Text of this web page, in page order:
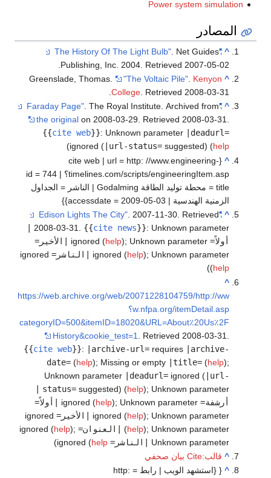
Power system simulation
المصادر
^
"The History Of The Light Bulb"
. Net Guides
Publishing, Inc. 2004 . Retrieved 2007-05-02
^
Greenslade, Thomas. "The Voltaic Pile" Kenyon
College . Retrieved 2008-03-31
.
^
"Faraday Page"
. The Royal Institute. Archived from
the original on 2008-03-29. Retrieved2008-03-31.
{{cite web}}: Unknown parameter
|deadurl=
ignored ( |url-status= suggested) (help
)
^
{cite web | url = http: //www.engineering-
timelines.com/scripts/engineeringItem.asp؟ id = 744 |
title = محطة توليد الطاقة Godalming | الناشر = الجداول
الزمنية الهندسية | accessdate = 2009-05-03}}
^
"Edison Lights The City"
. 2007-11-30 . Retrieved
2008-03-31
{{cite news}}: Unknown parameter
أولاً=ignored (
help); Unknown parameter
|الأخير=
ignored (help); Unknown parameter |الناشر= ignored
(help
)
^
https://web.archive.org/web/20071228104759/http://ww
w.nfpa.org/itemDetail.asp؟
categoryID=500&itemID=18020&URL=About٪20Us٪2F
History&cookie_test=1
. Retrieved 2008-03-31
{{cite web}}: |archive-url= requires |archive-
date= (help); Missing or empty |title= (help);
Unknown parameter |deadurl= ignored (|url-
status= suggested) (help); Unknown parameter
|
أرشفة=ignored (
help); Unknown parameter
|أولاً=
ignored (help); Unknown parameter |الأخير= ignored
(help); Unknown parameter |العنوان=ignored (
help);
Unknown parameter |الناشر=ignored (
help
)
^ قالب:Cite بيان صحفي
^
{ {استشهد الويب | رابط = http: